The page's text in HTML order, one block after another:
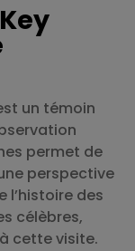
un témoin
permet de
perspective
l’histoire des
célèbres,
cette visite.